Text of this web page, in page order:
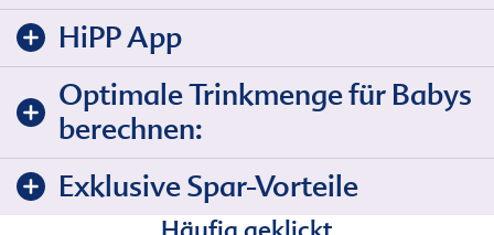
HiPP App
Optimale Trinkmenge für Babys
berechnen:
Exklusive Spar-Vorteile